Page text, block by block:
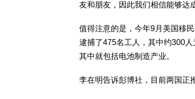
友和朋友，因此我们相信能够达
值得注意的是，今年9月美国移
逮捕了475名工人，其中约300
其中就包括电池制造产业。
李在明告诉彭博社，目前两国正